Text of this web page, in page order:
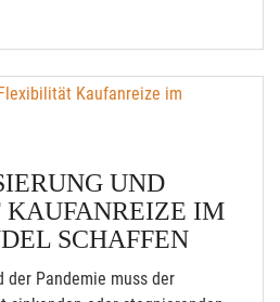
UND
IM
SCHAFFEN
der Pandemie muss der